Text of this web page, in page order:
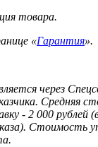
товара.
«Гарантия».
через
Средняя
- 2 000 рублей
Стоимость